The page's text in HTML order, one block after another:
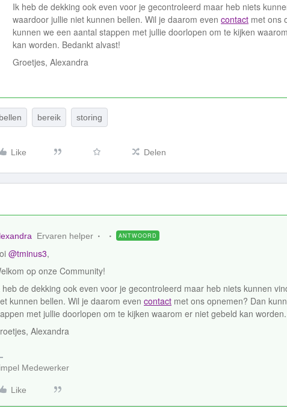
Ik heb de dekking ook even voor je gecontroleerd maar heb niets
waardoor jullie niet kunnen bellen. Wil je daarom even contact met ons
kunnen we een aantal stappen met jullie doorlopen om te kijken
kan worden. Bedankt alvast!
Groetjes, Alexandra
bellen bereik storing
Like Delen
Ervaren helper ANTWOORD
@tminus3,
op onze Community!
heb de dekking ook even voor je gecontroleerd maar heb niets kunnen
kunnen bellen. Wil je daarom even contact met ons opnemen? Dan
met jullie doorlopen om te kijken waarom er niet gebeld kan
Alexandra
Medewerker
Like